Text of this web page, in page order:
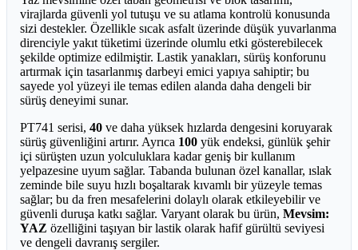
virajlarda güvenli yol tutuşu ve su atlama kontrolü konusunda
sizi destekler. Özellikle sıcak asfalt üzerinde düşük yuvarlanma
direnciyle yakıt tüketimi üzerinde olumlu etki gösterebilecek
şekilde optimize edilmiştir. Lastik yanakları, sürüş konforunu
artırmak için tasarlanmış darbeyi emici yapıya sahiptir; bu
sayede yol yüzeyi ile temas edilen alanda daha dengeli bir
sürüş deneyimi sunar.
PT741 serisi, 40 ve daha yüksek hızlarda dengesini koruyarak
sürüş güvenliğini artırır. Ayrıca 100 yük endeksi, günlük şehir
içi sürüşten uzun yolculuklara kadar geniş bir kullanım
yelpazesine uyum sağlar. Tabanda bulunan özel kanallar, ıslak
zeminde bile suyu hızlı boşaltarak kıvamlı bir yüzeyle temas
sağlar; bu da fren mesafelerini dolaylı olarak etkileyebilir ve
güvenli duruşa katkı sağlar. Varyant olarak bu ürün, Mevsim:
YAZ özelliğini taşıyan bir lastik olarak hafif gürültü seviyesi
ve dengeli davranış sergiler.